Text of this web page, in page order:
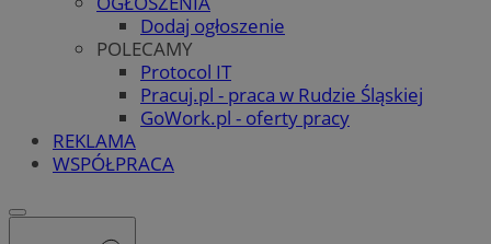
Dodaj ogłoszenie
POLECAMY
Protocol IT
Pracuj.pl - praca w Rudzie Śląskiej
GoWork.pl - oferty pracy
REKLAMA
WSPÓŁPRACA